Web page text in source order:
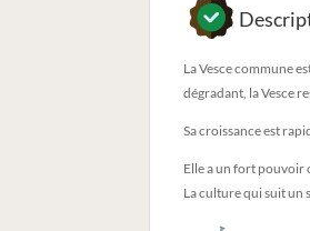
La Vesce commune
dégradant, la Vesce
Sa croissance est
Elle a un fort pouvoir
La culture qui suit un